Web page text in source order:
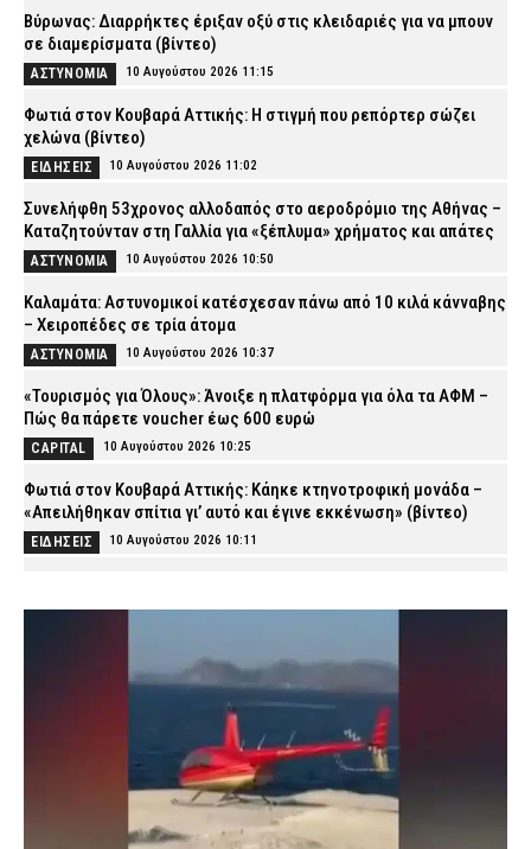
Βύρωνας: Διαρρήκτες έριξαν οξύ στις κλειδαριές για να μπουν
σε διαμερίσματα (βίντεο)
ΑΣΤΥΝΟΜΙΑ 10 Αυγούστου 2026 11:15
Φωτιά στον Κουβαρά Αττικής: Η στιγμή που ρεπόρτερ σώζει
χελώνα (βίντεο)
ΕΙΔΗΣΕΙΣ 10 Αυγούστου 2026 11:02
Συνελήφθη 53χρονος αλλοδαπός στο αεροδρόμιο της Αθήνας –
Καταζητούνταν στη Γαλλία για «ξέπλυμα» χρήματος και απάτες
ΑΣΤΥΝΟΜΙΑ 10 Αυγούστου 2026 10:50
Καλαμάτα: Αστυνομικοί κατέσχεσαν πάνω από 10 κιλά κάνναβης
– Χειροπέδες σε τρία άτομα
ΑΣΤΥΝΟΜΙΑ 10 Αυγούστου 2026 10:37
«Τουρισμός για Όλους»: Άνοιξε η πλατφόρμα για όλα τα ΑΦΜ –
Πώς θα πάρετε voucher έως 600 ευρώ
CAPITAL 10 Αυγούστου 2026 10:25
Φωτιά στον Κουβαρά Αττικής: Κάηκε κτηνοτροφική μονάδα –
«Απειλήθηκαν σπίτια γι’ αυτό και έγινε εκκένωση» (βίντεο)
ΕΙΔΗΣΕΙΣ 10 Αυγούστου 2026 10:11
πούλησε αλκοόλ σε ανήλικη
Καρυστιανού για τις μαζικές αποχωρήσεις από το κόμμα της:
«Είχαμε αντιληφθεί το παρακίνημα, ο Αυγερινός μας
10 Αυγούστου 2026 09:46
Σε ισχύ το θερινό ωράριο στα Μέσα – Πώς κινούνται Μετρό,
10 Αυγούστου 2026 09:32